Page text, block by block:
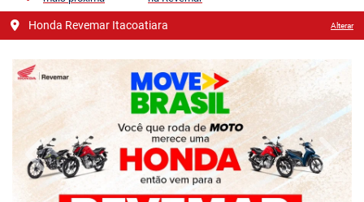
Honda Revemar Itacoatiara Alterar